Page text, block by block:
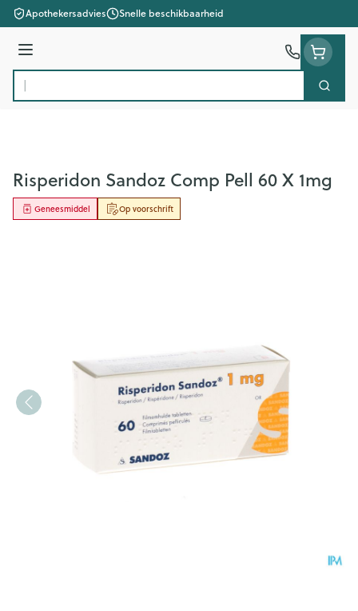
Ga naar de inhoud
Apothekersadvies Snelle beschikbaarheid
Menu
Product, merk, categorie...
Zoek
Risperidon Sandoz Comp Pell 60 X 1mg
Op voorschrift
Geneesmiddel